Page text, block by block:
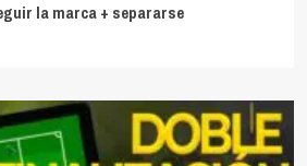
la marca + separarse